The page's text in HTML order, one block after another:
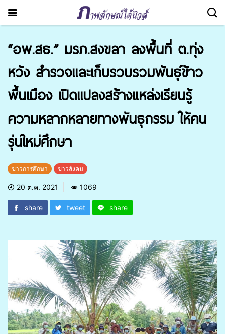
“อพ.สธ.” มรภ.สงขลา ลงพื้นที่ ต.ทุ่ง
หวัง สำรวจและเก็บรวบรวมพันธุ์ข้าว
พื้นเมือง เปิดแปลงสร้างแหล่งเรียนรู้
ความหลากหลายทางพันธุกรรม ให้คน
รุ่นใหม่ศึกษา
ข่าวการศึกษา ข่าวสังคม
20 ต.ค. 2021 1069
share tweet share